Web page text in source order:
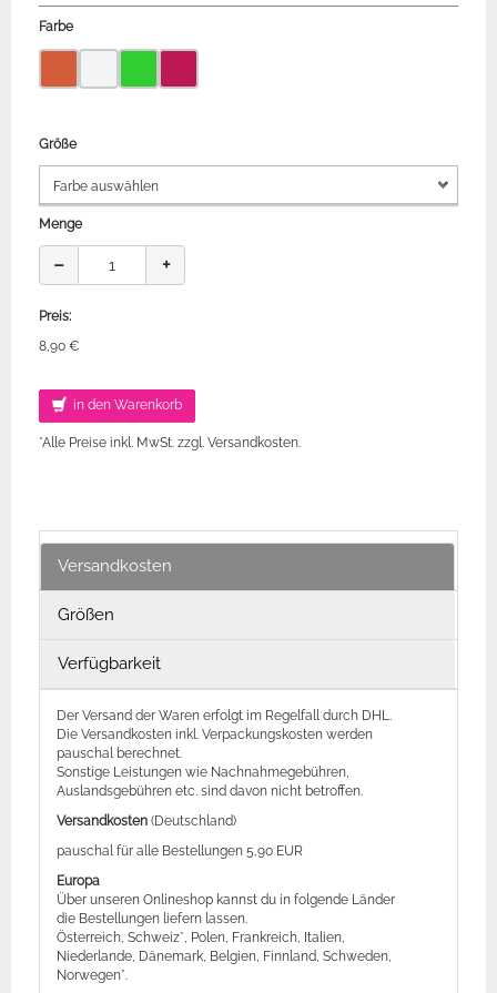
Farbe
Größe
Menge
− +
Preis:
8,90 €
in den Warenkorb
*Alle Preise inkl. MwSt. zzgl. Versandkosten.
Versandkosten
Größen
Verfügbarkeit
Der Versand der Waren erfolgt im Regelfall durch DHL.
Die Versandkosten inkl. Verpackungskosten werden
pauschal berechnet.
Sonstige Leistungen wie Nachnahmegebühren,
Auslandsgebühren etc. sind davon nicht betroffen.
Versandkosten (Deutschland)
pauschal für alle Bestellungen 5,90 EUR
Europa
Über unseren Onlineshop kannst du in folgende Länder
die Bestellungen liefern lassen.
Österreich, Schweiz*, Polen, Frankreich, Italien,
Niederlande, Dänemark, Belgien, Finnland, Schweden,
Norwegen*.